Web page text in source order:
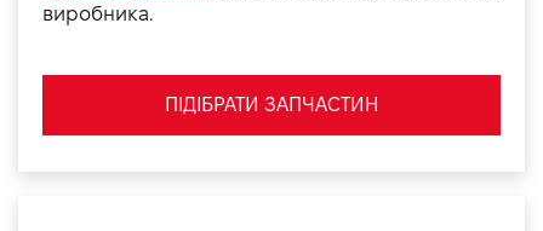
виробника.
ПІДІБРАТИ ЗАПЧАСТИН